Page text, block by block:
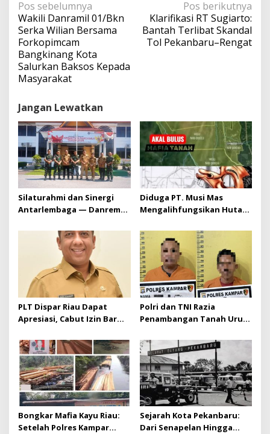
N
a
v
i
g
a
s
i
o
s
Pos sebelumnya
Wakili Danramil 01/Bkn
Serka Wilian Bersama
Forkopimcam
Bangkinang Kota
Salurkan Baksos Kepada
Masyarakat
Pos berikutnya
Klarifikasi RT Sugiarto:
Bantah Terlibat Skandal
Tol Pekanbaru–Rengat
Jangan Lewatkan
Silaturahmi dan Sinergi
Antarlembaga — Danrem
Kejaksaan Negeri Kuansing
Diduga PT. Musi Mas
Mengalihfungsikan Hutan
diduga melebihi batas izin
yang diizinkan
PLT Dispar Riau Dapat
Apresiasi, Cabut Izin Bar
Pro-Rakyat
Polri dan TNI Razia
Penambangan Tanah Urug,
Bongkar Mafia Kayu Riau:
Setelah Polres Kampar
Sejarah Kota Pekanbaru:
Dari Senapelan Hingga